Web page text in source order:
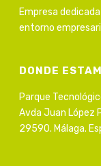
Empresa
entorno
DONDE
Parque
Avda Juan López
29590. Málaga.